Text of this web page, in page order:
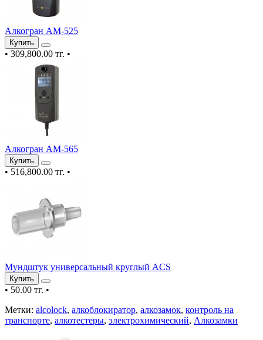
Алкогран АМ-525
Купить
• 309,800.00 тг. •
Алкогран АМ-565
Купить
• 516,800.00 тг. •
Мундштук универсальный круглый ACS
Купить
• 50.00 тг. •
Метки: alcolock, алкоблокиратор, алкозамок, контроль на
транспорте, алкотестеры, электрохимический, Алкозамки